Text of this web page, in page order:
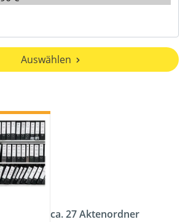
Auswählen
ca. 27 Aktenordner